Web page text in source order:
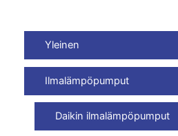
Yleinen
Ilmalämpöpumput
Daikin ilmalämpöpumput